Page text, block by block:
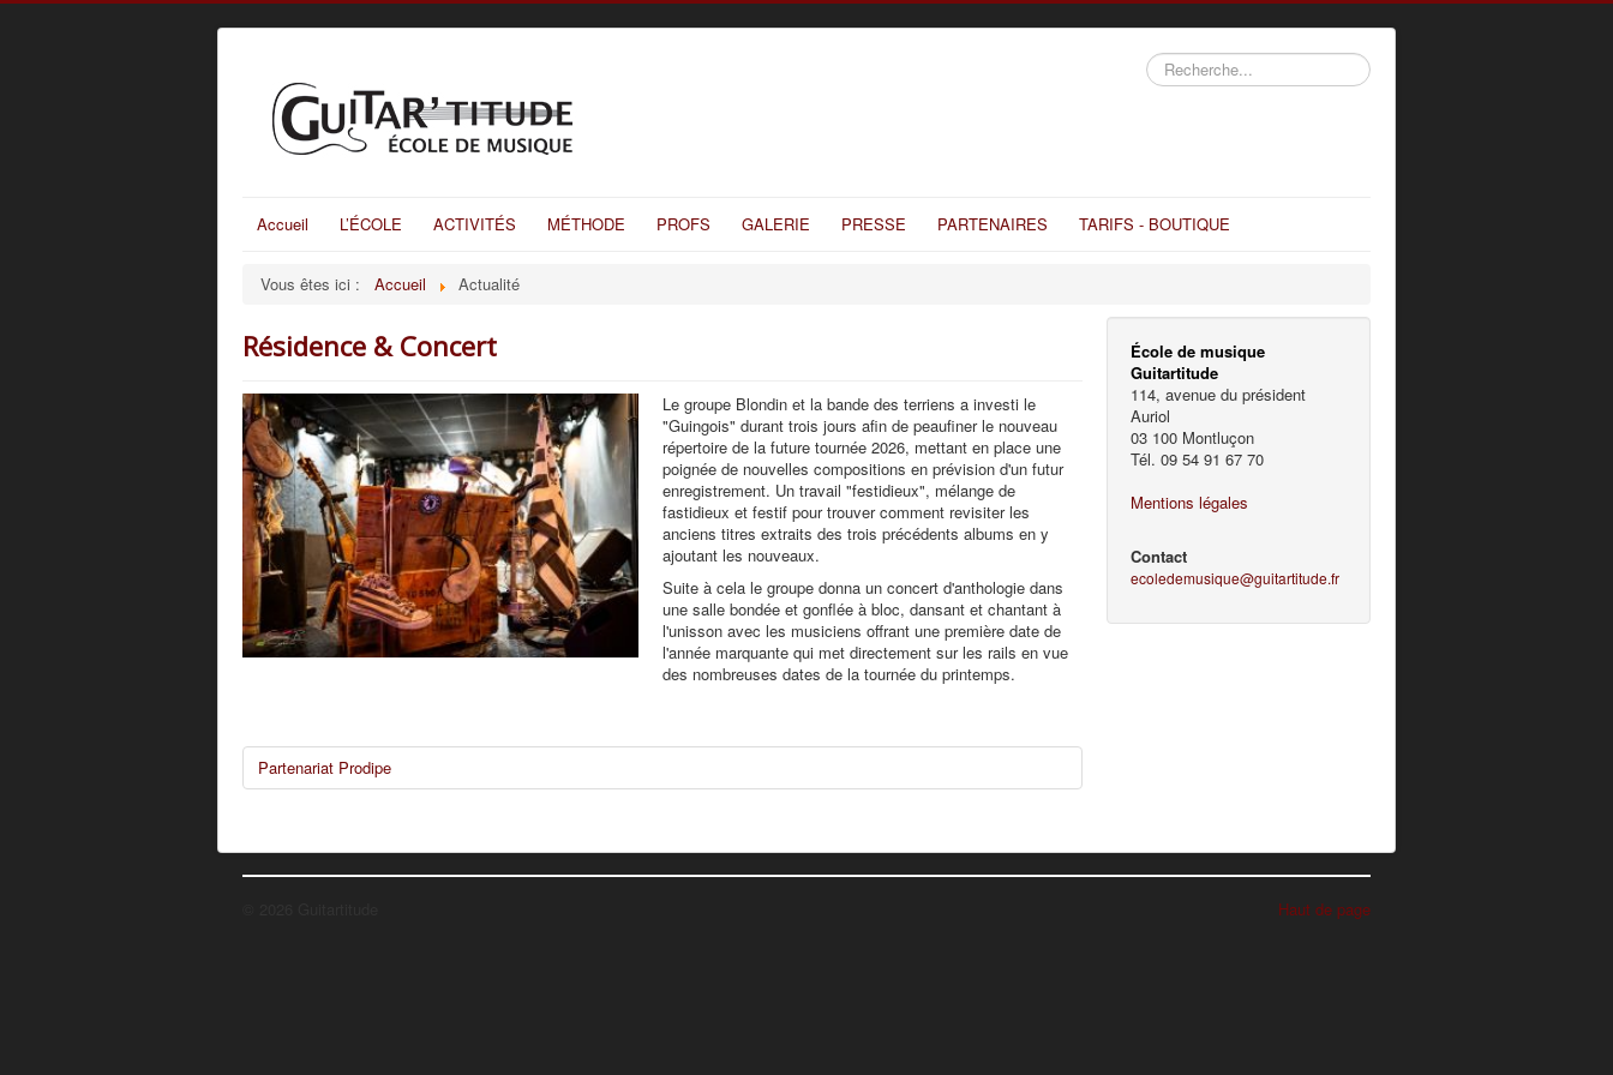
Rechercher
Accueil L’ÉCOLE ACTIVITÉS MÉTHODE PROFS GALERIE PRESSE PARTENAIRES TARIFS - BOUTIQUE
Vous êtes ici : Accueil Actualité
Résidence & Concert
Le groupe Blondin et la bande des terriens a investi le
"Guingois" durant trois jours afin de peaufiner le nouveau
répertoire de la future tournée 2026, mettant en place une
poignée de nouvelles compositions en prévision d'un futur
enregistrement. Un travail "festidieux", mélange de
fastidieux et festif pour trouver comment revisiter les
anciens titres extraits des trois précédents albums en y
ajoutant les nouveaux.
Suite à cela le groupe donna un concert d'anthologie dans
une salle bondée et gonflée à bloc, dansant et chantant à
l'unisson avec les musiciens offrant une première date de
l'année marquante qui met directement sur les rails en vue
des nombreuses dates de la tournée du printemps.
Partenariat Prodipe
École de musique
Guitartitude
114, avenue du président
Auriol
03 100 Montluçon
Tél. 09 54 91 67 70
Mentions légales
Contact
ecoledemusique@guitartitude.fr
Haut de page